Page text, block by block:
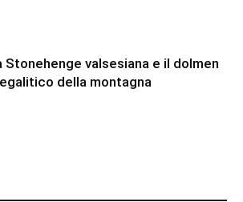
Stonehenge valsesiana e il dolmen
della montagna